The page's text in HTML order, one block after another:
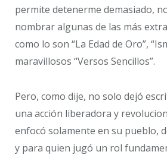
permite detenerme demasiado,
nombrar algunas de las más
como lo son “La Edad de Oro”,
maravillosos “Versos Sencillos”.
Pero, como dije, no solo dejó
una acción liberadora y
enfocó solamente en su pueblo,
y para quien jugó un rol